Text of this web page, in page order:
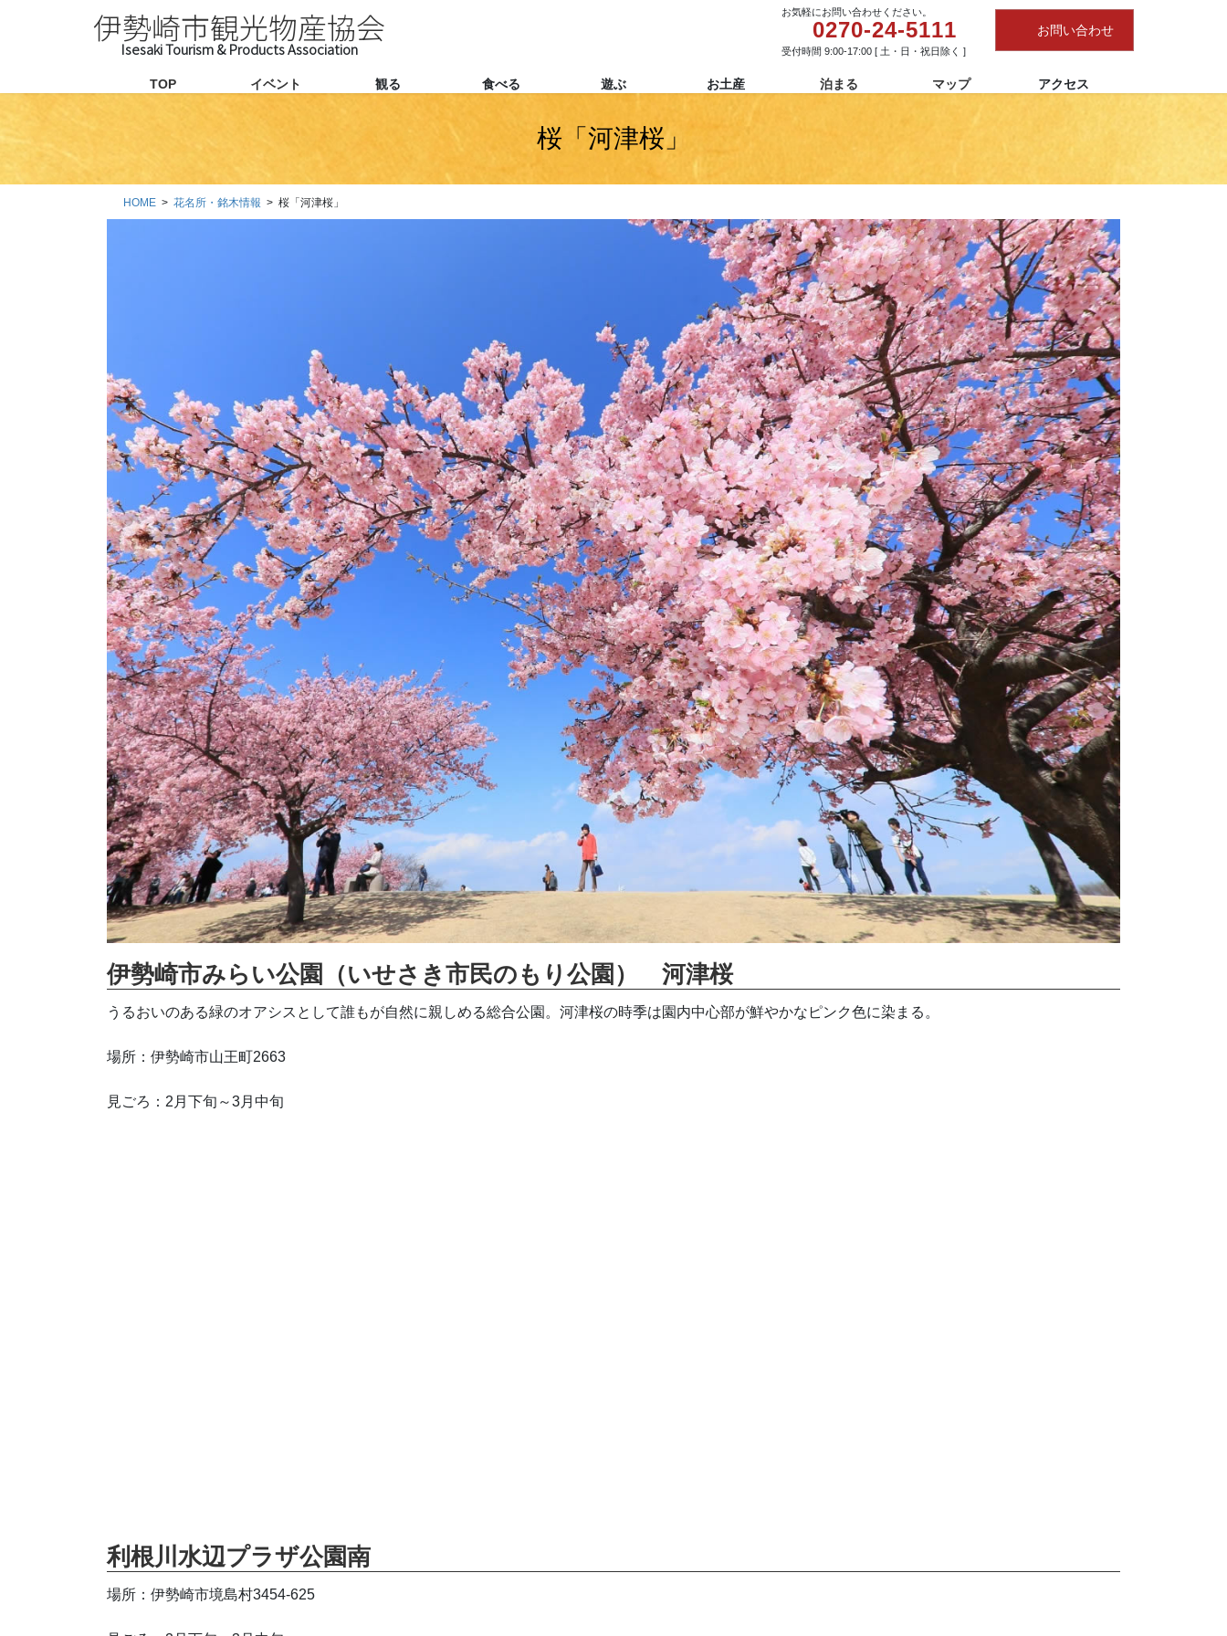
ツ
移
動
シ
ン
に
移
伊勢崎市観光物産協会 お気軽にお問い合わせください。
0270-24-5111
受付時間 9:00-17:00 [ 土・日・祝日除く ]
お問い合わせ
TOP イベント 観る 食べる 遊ぶ お土産 泊まる マップ アクセス
桜「河津桜」
HOME 花名所・銘木情報 桜「河津桜」
伊勢崎市みらい公園（いせさき市民のもり公園） 河津桜
うるおいのある緑のオアシスとして誰もが自然に親しめる総合公園。河津桜の時季は園内中心部が鮮やかなピンク色に染まる。
場所：伊勢崎市山王町2663
見ごろ：2月下旬～3月中旬
利根川水辺プラザ公園南
場所：伊勢崎市境島村3454-625